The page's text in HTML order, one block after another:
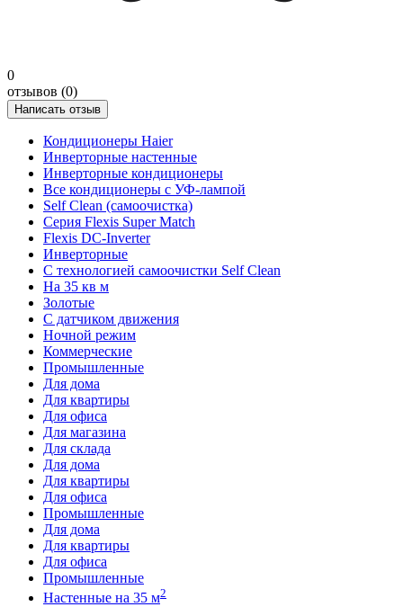
0
отзывов (0)
Написать отзыв
Кондиционеры Haier
Инверторные настенные
Инверторные кондиционеры
Все кондиционеры с УФ-лампой
Self Clean (самоочистка)
Серия Flexis Super Match
Flexis DC-Inverter
Инверторные
С технологией самоочистки Self Clean
На 35 кв м
Золотые
С датчиком движения
Ночной режим
Коммерческие
Промышленные
Для дома
Для квартиры
Для офиса
Для магазина
Для склада
Для дома
Для квартиры
Для офиса
Промышленные
Для дома
Для квартиры
Для офиса
Промышленные
Настенные на 35 м2